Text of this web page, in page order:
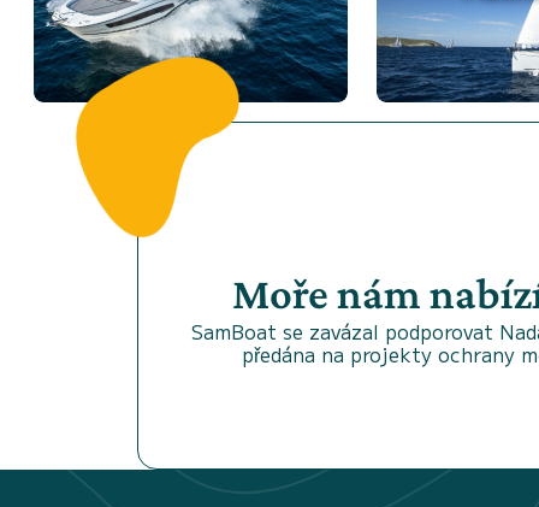
Moře nám
SamBoat se zavázal podporovat
předána na projekty ochrany